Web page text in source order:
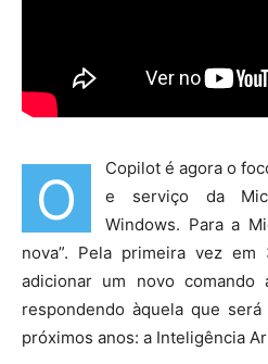
O
Copilot é agora o
e serviço da
Windows. Para a
nova”. Pela primeira vez
adicionar um novo comando
respondendo àquela que
próximos anos: a Inteligência